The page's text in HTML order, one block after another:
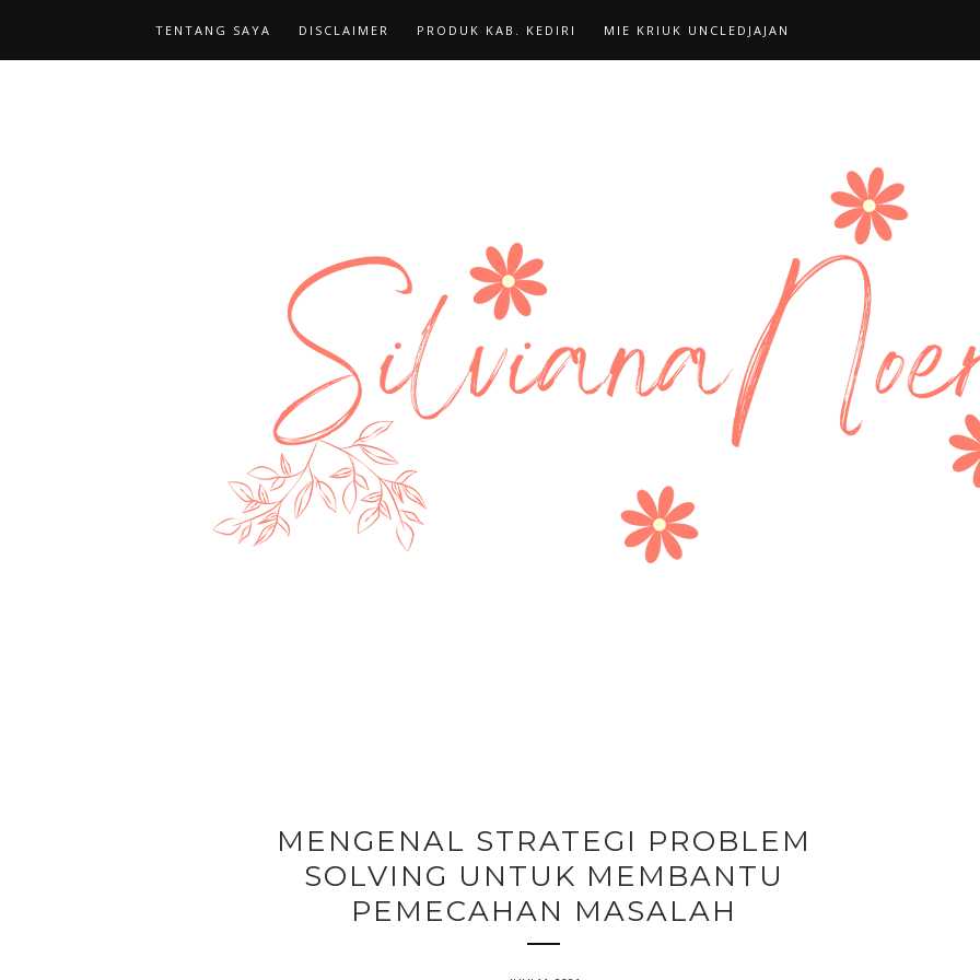
TENTANG SAYA DISCLAIMER PRODUK KAB. KEDIRI MIE KRIUK UNCLEDJAJAN
MENGENAL STRATEGI PROBLEM
SOLVING UNTUK MEMBANTU
PEMECAHAN MASALAH